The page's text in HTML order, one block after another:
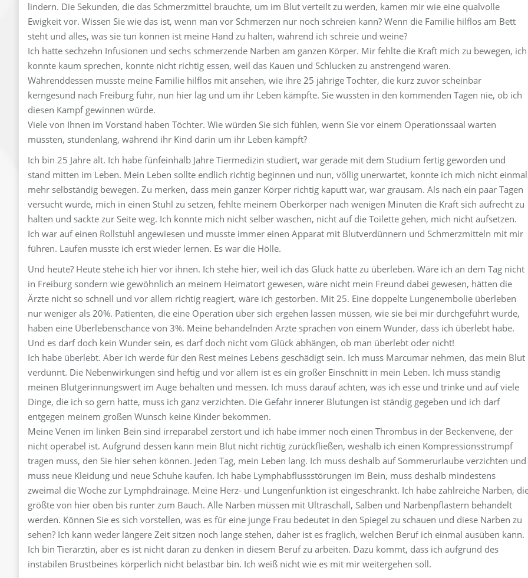
lindern. Die Sekunden, die das Schmerzmittel brauchte, um im Blut verteilt zu werden, kamen mir wie eine qualvolle
Ewigkeit vor. Wissen Sie wie das ist, wenn man vor Schmerzen nur noch schreien kann? Wenn die Familie hilflos am Bett
steht und alles, was sie tun können ist meine Hand zu halten, während ich schreie und weine?
Ich hatte sechzehn Infusionen und sechs schmerzende Narben am ganzen Körper. Mir fehlte die Kraft mich zu bewegen, ich
konnte kaum sprechen, konnte nicht richtig essen, weil das Kauen und Schlucken zu anstrengend waren.
Währenddessen musste meine Familie hilflos mit ansehen, wie ihre 25 jährige Tochter, die kurz zuvor scheinbar
kerngesund nach Freiburg fuhr, nun hier lag und um ihr Leben kämpfte. Sie wussten in den kommenden Tagen nie, ob ich
diesen Kampf gewinnen würde.
Viele von Ihnen im Vorstand haben Töchter. Wie würden Sie sich fühlen, wenn Sie vor einem Operationssaal warten
müssten, stundenlang, während ihr Kind darin um ihr Leben kämpft?
Ich bin 25 Jahre alt. Ich habe fünfeinhalb Jahre Tiermedizin studiert, war gerade mit dem Studium fertig geworden und
stand mitten im Leben. Mein Leben sollte endlich richtig beginnen und nun, völlig unerwartet, konnte ich mich nicht einmal
mehr selbständig bewegen. Zu merken, dass mein ganzer Körper richtig kaputt war, war grausam. Als nach ein paar Tagen
versucht wurde, mich in einen Stuhl zu setzen, fehlte meinem Oberkörper nach wenigen Minuten die Kraft sich aufrecht zu
halten und sackte zur Seite weg. Ich konnte mich nicht selber waschen, nicht auf die Toilette gehen, mich nicht aufsetzen.
Ich war auf einen Rollstuhl angewiesen und musste immer einen Apparat mit Blutverdünnern und Schmerzmitteln mit mir
führen. Laufen musste ich erst wieder lernen. Es war die Hölle.
Und heute? Heute stehe ich hier vor ihnen. Ich stehe hier, weil ich das Glück hatte zu überleben. Wäre ich an dem Tag nicht
in Freiburg sondern wie gewöhnlich an meinem Heimatort gewesen, wäre nicht mein Freund dabei gewesen, hätten die
Ärzte nicht so schnell und vor allem richtig reagiert, wäre ich gestorben. Mit 25. Eine doppelte Lungenembolie überleben
nur weniger als 20%. Patienten, die eine Operation über sich ergehen lassen müssen, wie sie bei mir durchgeführt wurde,
haben eine Überlebenschance von 3%. Meine behandelnden Ärzte sprachen von einem Wunder, dass ich überlebt habe.
Und es darf doch kein Wunder sein, es darf doch nicht vom Glück abhängen, ob man überlebt oder nicht!
Ich habe überlebt. Aber ich werde für den Rest meines Lebens geschädigt sein. Ich muss Marcumar nehmen, das mein Blut
verdünnt. Die Nebenwirkungen sind heftig und vor allem ist es ein großer Einschnitt in mein Leben. Ich muss ständig
meinen Blutgerinnungswert im Auge behalten und messen. Ich muss darauf achten, was ich esse und trinke und auf viele
Dinge, die ich so gern hatte, muss ich ganz verzichten. Die Gefahr innerer Blutungen ist ständig gegeben und ich darf
entgegen meinem großen Wunsch keine Kinder bekommen.
Meine Venen im linken Bein sind irreparabel zerstört und ich habe immer noch einen Thrombus in der Beckenvene, der
nicht operabel ist. Aufgrund dessen kann mein Blut nicht richtig zurückfließen, weshalb ich einen Kompressionsstrumpf
tragen muss, den Sie hier sehen können. Jeden Tag, mein Leben lang. Ich muss deshalb auf Sommerurlaube verzichten und
muss neue Kleidung und neue Schuhe kaufen. Ich habe Lymphabflussstörungen im Bein, muss deshalb mindestens
zweimal die Woche zur Lymphdrainage. Meine Herz- und Lungenfunktion ist eingeschränkt. Ich habe zahlreiche Narben,
größte von hier oben bis runter zum Bauch. Alle Narben müssen mit Ultraschall, Salben und Narbenpflastern behandelt
werden. Können Sie es sich vorstellen, was es für eine junge Frau bedeutet in den Spiegel zu schauen und diese Narben zu
sehen? Ich kann weder längere Zeit sitzen noch lange stehen, daher ist es fraglich, welchen Beruf ich einmal ausüben kann.
Ich bin Tierärztin, aber es ist nicht daran zu denken in diesem Beruf zu arbeiten. Dazu kommt, dass ich aufgrund des
instabilen Brustbeines körperlich nicht belastbar bin. Ich weiß nicht wie es mit mir weitergehen soll.